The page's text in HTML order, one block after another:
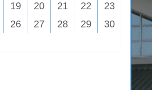
19 20 21 22
23
26 27 28 29
30